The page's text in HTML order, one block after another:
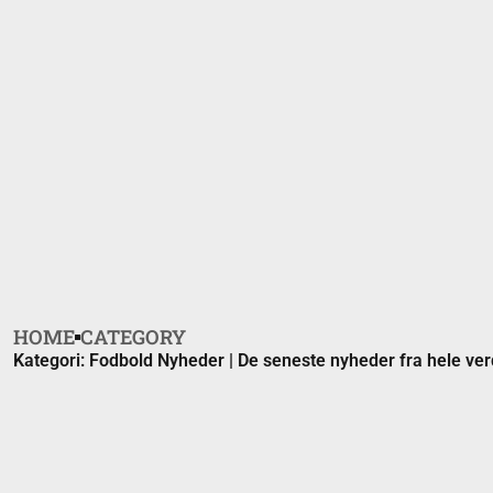
HOME CATEGORY
Kategori: Fodbold Nyheder | De seneste nyheder fra hele